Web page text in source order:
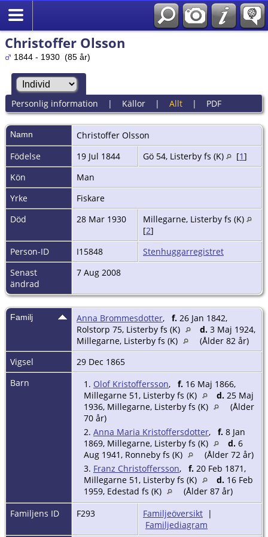
Christoffer Olsson
1844 - 1930 (85 år)
Personlig information | Källor| Allt| PDF
Namn Christoffer Olsson
Födelse
19 Jul 1844 Gö 54, Listerby fs (K) [1]
Kön
Man
Yrke
Fiskare
Död
28 Mar 1930
Millegarne, Listerby fs (K)
[2]
Person-ID
I15848
Stenhuggarregistret
Senast
ändrad
7 Aug 2008
Familj Anna Brommesdotter, f. 26 Jan 1842,
Rolstorp 75, Listerby fs (K)
d. 3 Maj 1924,
Millegarne, Listerby fs (K)
(Ålder 82 år)
Vigsel
29 Dec 1865
Barn
1. Olof Kristoffersson, f. 16 Maj 1866,
Millegarne 51, Listerby fs (K)
d. 25 Maj
1936, Millegarne, Listerby fs (K)
(Ålder
70 år)
2. Anna Maria Kristoffersdotter, f. 8 Jan
1869, Millegarne, Listerby fs (K)
d. 6
Aug 1941, Ronneby fs (K)
(Ålder 72 år)
3. Franz Christoffersson, f. 20 Feb 1871,
Millegarne 51, Listerby fs (K)
d. 16 Feb
1959, Edestad fs (K)
(Ålder 87 år)
Familjens ID
F293 Familjeöversikt |
Familjediagram